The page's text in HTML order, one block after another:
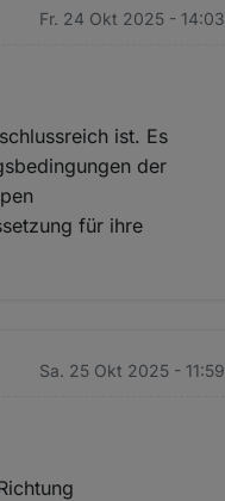
Fr. 24 Okt 2025 - 14:03
ist. Es
der
für ihre
Sa. 25 Okt 2025 - 11:59